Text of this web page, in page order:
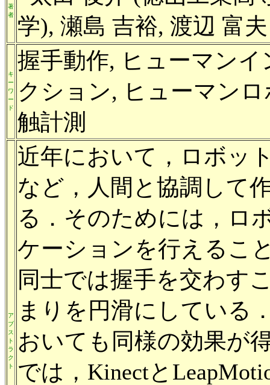
著
者
学), 瀬島 吉裕, 渡辺 富
キ
ー
ワ
ー
ド
握手動作, ヒューマン
クション, ヒューマン
触計測
ア
ブ
ス
ト
ラ
ク
ト
近年において，ロボッ
など，人間と協調して
る．そのためには，ロ
ケーションを行えるこ
同士では握手を交わす
まりを円滑にしている
おいても同様の効果が
では，Kinectと